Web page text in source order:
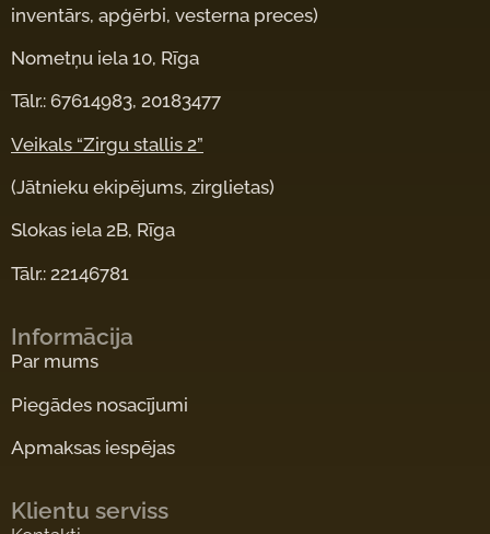
inventārs, apģērbi, vesterna preces)
Nometņu iela 10, Rīga
Tālr.: 67614983, 20183477
Veikals “Zirgu stallis 2”
(Jātnieku ekipējums, zirglietas)
Slokas iela 2B, Rīga
Tālr.: 22146781
Informācija
Par mums
Piegādes nosacījumi
Apmaksas iespējas
Klientu serviss